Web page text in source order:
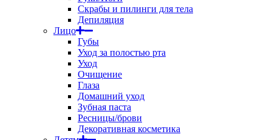
Скрабы и пилинги для тела
Депиляция
Лицо
Губы
Уход за полостью рта
Уход
Очищение
Глаза
Домашний уход
Зубная паста
Ресницы/брови
Декоративная косметика